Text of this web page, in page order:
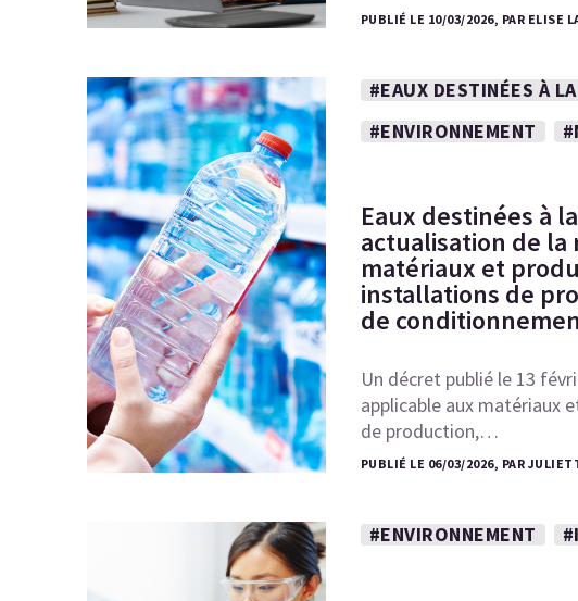
PUBLIÉ LE 10/03/2026, PAR ELISE
#EAUX DESTINÉES À
#ENVIRONNEMENT
Eaux destinées à
actualisation de
matériaux et
installations de
de
Un décret publié le 13
applicable aux matériaux
de production,…
PUBLIÉ LE 06/03/2026, PAR
#ENVIRONNEMENT